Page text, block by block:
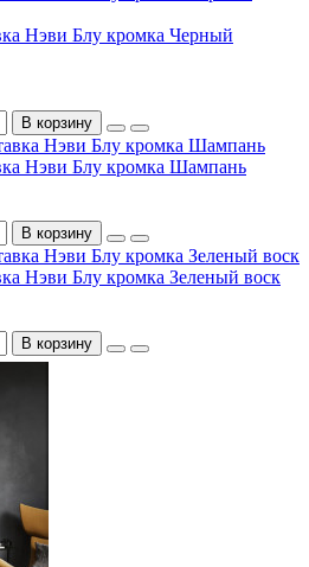
Нэви Блу кромка Черный
В корзину
Нэви Блу кромка Шампань
В корзину
Нэви Блу кромка Зеленый воск
В корзину